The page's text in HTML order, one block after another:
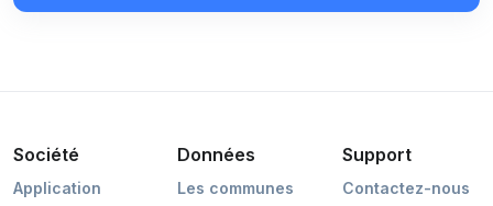
Société
Application
Données
Les communes
Support
Contactez-nous